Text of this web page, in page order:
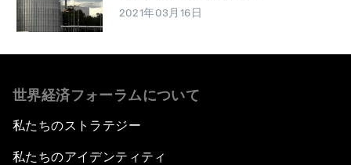
2021年03月16日
世界経済フォーラムについて
私たちのストラテジー
私たちのアイデンティティ